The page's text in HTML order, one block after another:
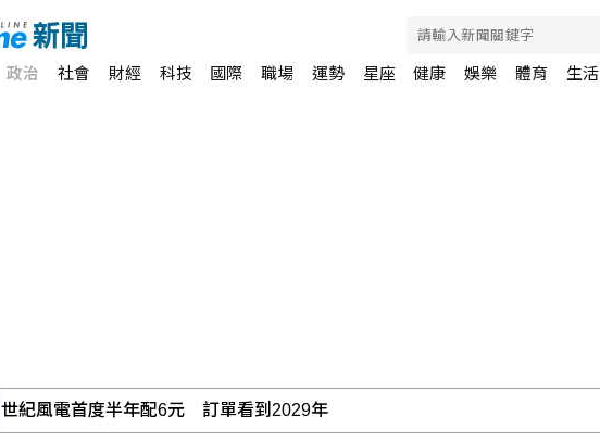
政治 社會 財經 科技 國際 職場 運勢 星座 健康 娛樂 體育 生活
世紀風電首度半年配6元 訂單看到2029年